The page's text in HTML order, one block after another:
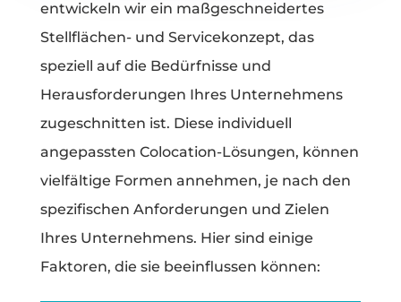
entwickeln wir ein maßgeschneidertes
Stellflächen- und Servicekonzept, das
speziell auf die Bedürfnisse und
Herausforderungen Ihres Unternehmens
zugeschnitten ist. Diese individuell
angepassten Colocation-Lösungen, können
vielfältige Formen annehmen, je nach den
spezifischen Anforderungen und Zielen
Ihres Unternehmens. Hier sind einige
Faktoren, die sie beeinflussen können: